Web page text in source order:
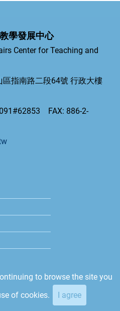
學發展中心
Center for Teaching and
指南路二段64號 行政大樓
FAX: 886-2-
中心, All rights reserved.
Ribosome
to browse the site you
of cookies.
I agree